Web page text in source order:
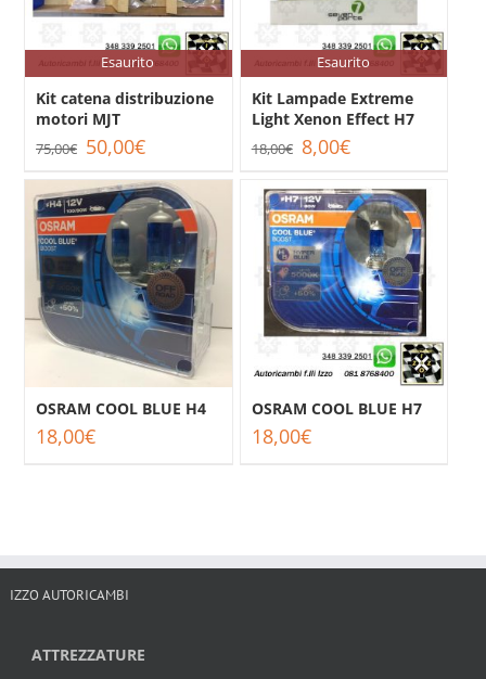
Esaurito
Kit catena distribuzione
motori MJT
75,00€ Il
prezzo
originale
era:
75,00€.
50,00€Il
prezzo
attuale
è:
50,00€.
Esaurito
Kit Lampade Extreme
Light Xenon Effect H7
18,00€ Il
prezzo
era:
18,00€.
8,00€Il
prezzo
è:
8,00€.
OSRAM COOL BLUE H4
18,00€
OSRAM COOL BLUE H7
18,00€
IZZO AUTORICAMBI
ATTREZZATURE